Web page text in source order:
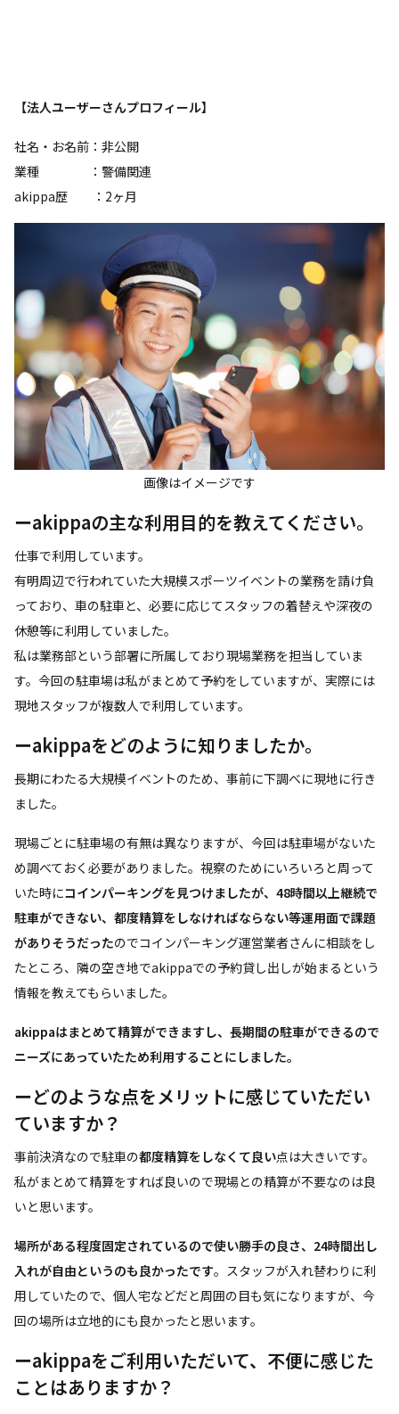
【法人ユーザーさんプロフィール】
社名・お名前：非公開
業種 ：警備関連
akippa歴 ：2ヶ月
画像はイメージです
ーakippaの主な利用目的を教えてください。
仕事で利用しています。
有明周辺で行われていた大規模スポーツイベントの業務を請け負
っており、車の駐車と、必要に応じてスタッフの着替えや深夜の
休憩等に利用していました。
私は業務部という部署に所属しており現場業務を担当していま
す。今回の駐車場は私がまとめて予約をしていますが、実際には
現地スタッフが複数人で利用しています。
ーakippaをどのように知りましたか。
長期にわたる大規模イベントのため、事前に下調べに現地に行き
ました。
現場ごとに駐車場の有無は異なりますが、今回は駐車場がないた
め調べておく必要がありました。視察のためにいろいろと周って
いた時にコインパーキングを見つけましたが、48時間以上継続で
駐車ができない、都度精算をしなければならない等運用面で課題
がありそうだったのでコインパーキング運営業者さんに相談をし
たところ、隣の空き地でakippaでの予約貸し出しが始まるという
情報を教えてもらいました。
akippaはまとめて精算ができますし、長期間の駐車ができるので
ニーズにあっていたため利用することにしました。
ーどのような点をメリットに感じていただい
ていますか？
事前決済なので駐車の都度精算をしなくて良い点は大きいです。
私がまとめて精算をすれば良いので現場との精算が不要なのは良
いと思います。
場所がある程度固定されているので使い勝手の良さ、24時間出し
入れが自由というのも良かったです。スタッフが入れ替わりに利
用していたので、個人宅などだと周囲の目も気になりますが、今
回の場所は立地的にも良かったと思います。
ーakippaをご利用いただいて、不便に感じた
ことはありますか？